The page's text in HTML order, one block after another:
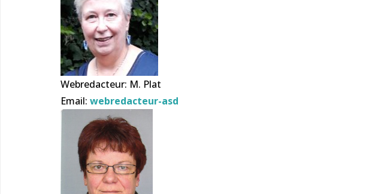
Webredacteur: M. Plat
Email: webredacteur-asd